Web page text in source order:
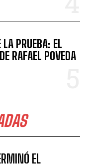
LA PRUEBA: EL
RAFAEL POVEDA
EL